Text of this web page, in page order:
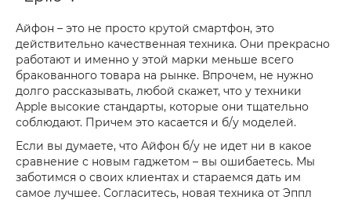
Айфон – это не просто крутой смартфон, это
действительно качественная техника. Они прекрасно
работают и именно у этой марки меньше всего
бракованного товара на рынке. Впрочем, не нужно
долго рассказывать, любой скажет, что у техники
Apple высокие стандарты, которые они тщательно
соблюдают. Причем это касается и б/у моделей.
Если вы думаете, что Айфон б/у не идет ни в какое
сравнение с новым гаджетом – вы ошибаетесь. Мы
заботимся о своих клиентах и стараемся дать им
самое лучшее. Согласитесь, новая техника от Эппл